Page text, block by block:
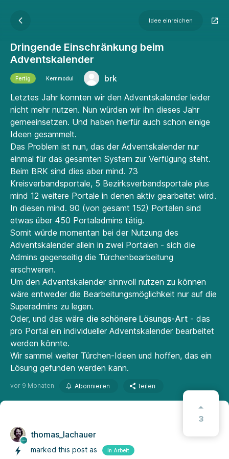
Idee einreichen
Dringende Einschränkung beim
Adventskalender
Fertig Kernmodul
brk
Letztes Jahr konnten wir den Adventskalender leider
nicht mehr nutzen. Nun würden wir ihn dieses Jahr
gerneeinsetzen. Und haben hierfür auch schon einige
Ideen gesammelt.
Das Problem ist nun, das der Adventskalender nur
einmal für das gesamten System zur Verfügung steht.
Beim BRK sind dies aber mind. 73
Kreisverbandsportale, 5 Bezirksverbandsportale plus
mind 12 weitere Portale in denen aktiv gearbeitet wird.
In diesen mind. 90 (von gesamt 152) Portalen sind
etwas über 450 Portaladmins tätig.
Somit würde momentan bei der Nutzung des
Adventskalender allein in zwei Portalen - sich die
Admins gegenseitig die Türchenbearbeitung
erschweren.
Um den Adventskalender sinnvoll nutzen zu können
wäre entweder die Bearbeitungsmöglichkeit nur auf die
Superadmins zu legen.
Oder, und das wäre die schönere Lösungs-Art - das
pro Portal ein individueller Adventskalender bearbeitet
werden könnte.
Wir sammel weiter Türchen-Ideen und hoffen, das ein
Lösung gefunden werden kann.
vor 9 Monaten Abonnieren teilen
3
thomas_lachauer
marked this post as In Arbeit